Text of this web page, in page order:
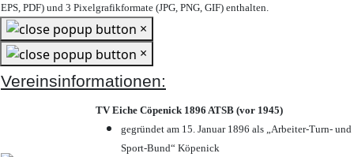
EPS, PDF) und 3 Pixelgrafikformate (JPG, PNG, GIF) enthalten.
×
×
Vereinsinformationen:
TV Eiche Cöpenick 1896 ATSB (vor 1945)
gegründet am 15. Januar 1896 als „Arbeiter-Turn- und
Sport-Bund“ Köpenick